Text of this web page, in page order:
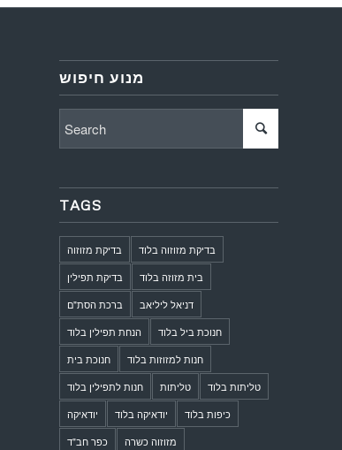
מנוע חיפוש
TAGS
בדיקת מזוזוה
בדיקת מזוזוה בלוד
בדיקת תפילין
בית מזוזה בלוד
ברכת הסת"ם
דניאל ליליאב
הנחת תפילין בלוד
חנוכת ביל בלוד
חנוכת בית
חנות למזוזות בלוד
חנות לתפילין בלוד
טליתות
טליתות בלוד
יודאיקה
יודאיקה בלוד
כיפות בלוד
כפר חב"ד
מזוזוה כשרה